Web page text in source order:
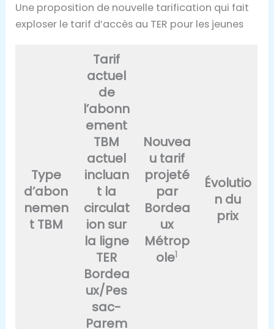
Une proposition de nouvelle tarification qui fait
exploser le tarif d’accès au TER pour les jeunes
Type
d’abon
nemen
t TBM
Tarif
actuel
de
l’abonn
ement
TBM
actuel
incluan
t la
circulat
ion sur
la ligne
TER
Bordea
ux/Pes
sac-
Parem
Nouvea
u tarif
projeté
par
Bordea
ux
Métrop
ole1
Évolutio
n du
prix